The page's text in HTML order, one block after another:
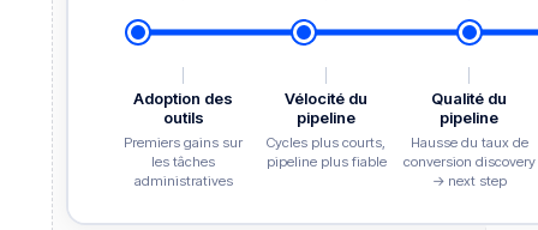
Adoption des
outils
Premiers gains sur
les tâches
administratives
Vélocité du
pipeline
Cycles plus courts,
pipeline plus fiable
Qualité du
pipeline
Hausse du taux de
conversion discovery
→ next step